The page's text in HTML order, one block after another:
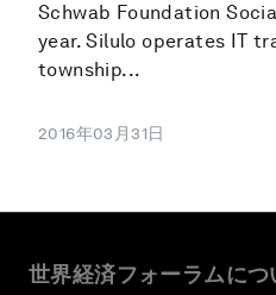
Schwab Foundation
year. Silulo operates IT
township...
2016年03月31日
世界経済フォーラムにつ